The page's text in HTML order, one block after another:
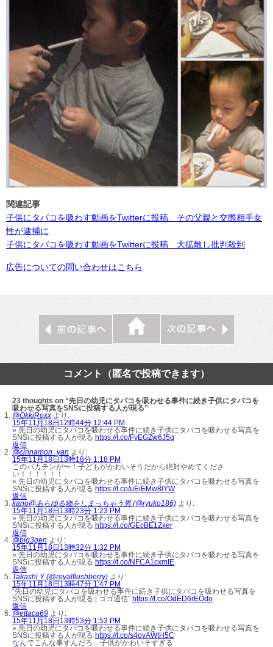
関連記事
子供にタバコを吸わす動画をTwitterに投稿 その父親と交際相手女
性が逮捕に
子供にタバコを吸わす動画をTwitterに投稿 大拡散し批判殺到
広告についての問い合わせはこちら
コメント（匿名で投稿できます）
23 thoughts on “先日の幼児にタバコを吸わせる事件に続き子供にタバコを
吸わせる写真をSNSに投稿する人が現る”
@OkkiRoxx より:
15年11月18日12時44分 12:44 PM
» 先日の幼児にタバコを吸わせる事件に続き子供にタバコを吸わせる写真を
SNSに投稿する人が現る https://t.co/FyEGZw6J5q
返信
@cinnamon_yan より:
15年11月18日13時18分 1:18 PM
このバカチンが〜！子どもがかわいそうだから絶対やめてくださ
い！！！！！！
» 先日の幼児にタバコを吸わせる事件に続き子供にタバコを吸わせる写真を
SNSに投稿する人が現る https://t.co/uEiEMw8lYW
返信
kano@あらゆる物をしまっちゃう男 (@ryuko186) より:
15年11月18日13時23分 1:23 PM
» 先日の幼児にタバコを吸わせる事件に続き子供にタバコを吸わせる写真を
SNSに投稿する人が現る https://t.co/GEcBE1Zxer
返信
@big3gen より:
15年11月18日13時32分 1:32 PM
» 先日の幼児にタバコを吸わせる事件に続き子供にタバコを吸わせる写真を
SNSに投稿する人が現る https://t.co/NFCA1cxmIE
返信
Takashi Y (@royalflushberry) より:
15年11月18日13時47分 1:47 PM
“先日の幼児にタバコを吸わせる事件に続き子供にタバコを吸わせる写真を
SNSに投稿する人が現る | ゴゴ通信” https://t.co/OdED6rEOdo
返信
@ettaca69 より:
15年11月18日13時53分 1:53 PM
» 先日の幼児にタバコを吸わせる事件に続き子供にタバコを吸わせる写真を
SNSに投稿する人が現る https://t.co/s4ovAWtH5C
なんでこんな事すんだろ…子供がかわいそすぎる